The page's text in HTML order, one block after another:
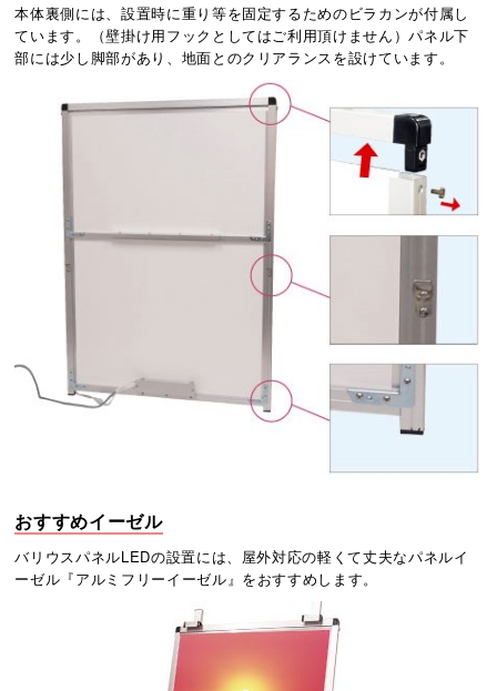
本体裏側には、設置時に重り等を固定するためのビラカンが付属し
ています。（壁掛け用フックとしてはご利用頂けません）パネル下
部には少し脚部があり、地面とのクリアランスを設けています。
おすすめイーゼル
バリウスパネルLEDの設置には、屋外対応の軽くて丈夫なパネルイ
ーゼル『アルミフリーイーゼル』をおすすめします。